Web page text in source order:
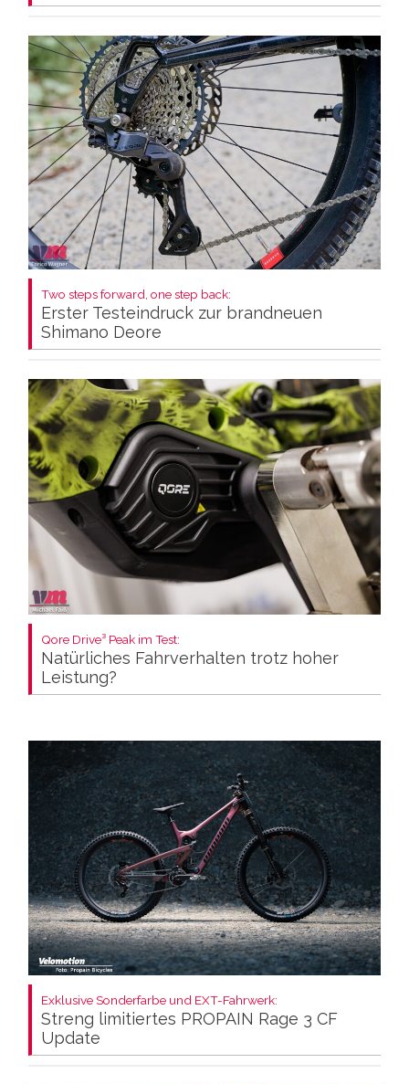
Two steps forward, one step back:
Erster Testeindruck zur brandneuen
Shimano Deore
Qore Drive³ Peak im Test:
Natürliches Fahrverhalten trotz hoher
Leistung?
Exklusive Sonderfarbe und EXT-Fahrwerk:
Streng limitiertes PROPAIN Rage 3 CF
Update